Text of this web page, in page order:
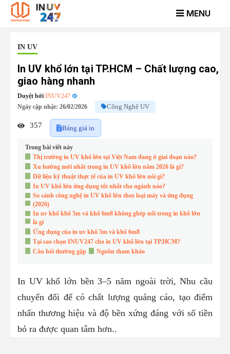
Skip
IN UV
In UV khổ lớn tại TP.HCM – Chất lượng cao,
giao hàng nhanh
Duyệt bởi INUV247
Ngày cập nhật: 26/02/2026
Công Nghệ UV
357 Bảng giá in
Trong bài viết này
Thị trường in UV khổ lớn tại Việt Nam đang ở giai đoạn nào?
Xu hướng mới nhất trong in UV khổ lớn năm 2026 là gì?
Dữ liệu kỹ thuật thực tế của in UV khổ lớn nói gì?
In UV khổ lớn ứng dụng tốt nhất cho ngành nào?
So sánh công nghệ in UV khổ lớn theo loại máy và ứng dụng
(2026)
In uv khổ khổ 5m và khổ 6m8 không ghép nối trong in khổ lớn
là gì
Ứng dụng của in uv khổ 5m và khổ 6m8
Tại sao chọn INUV247 cho in UV khổ lớn tại TP.HCM?
Câu hỏi thường gặp
Nguồn tham khảo
In UV khổ lớn bền 3–5 năm ngoài trời, Nhu cầu
chuyển đổi để có chất lượng quảng cáo, tạo điểm
nhấn thương hiệu và độ bền xứng đáng với số tiền
bỏ ra được quan tâm hơn..